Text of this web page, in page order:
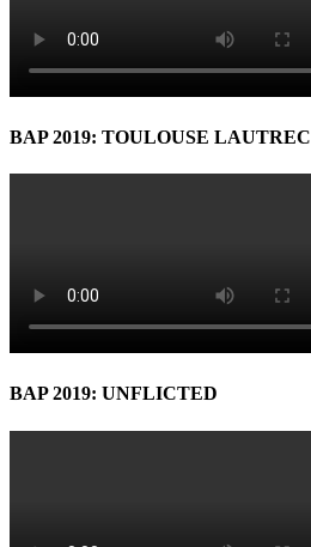
BAP 2019: TOULOUSE LAUTREC
BAP 2019: UNFLICTED